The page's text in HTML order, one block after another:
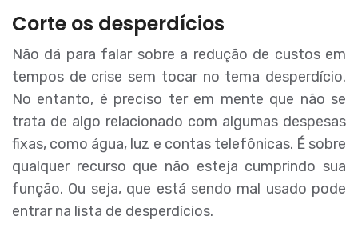
Corte os desperdícios
Não dá para falar sobre a redução de custos em
tempos de crise sem tocar no tema desperdício.
No entanto, é preciso ter em mente que não se
trata de algo relacionado com algumas despesas
fixas, como água, luz e contas telefônicas. É sobre
qualquer recurso que não esteja cumprindo sua
função. Ou seja, que está sendo mal usado pode
entrar na lista de desperdícios.